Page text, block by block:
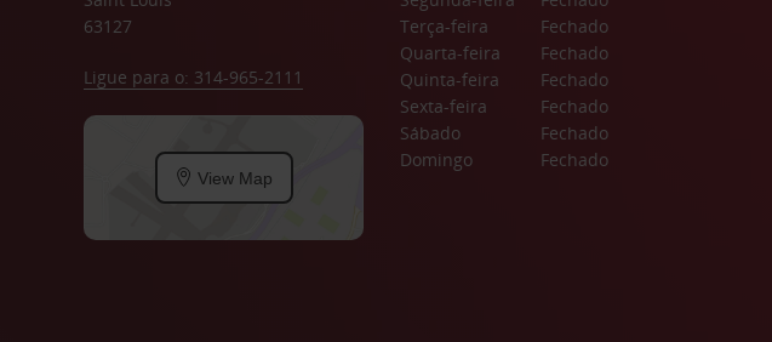
63127
Ligue para o: 314-965-2111
View Map
Terça-feira
Fechado
Quarta-feira
Fechado
Quinta-feira
Fechado
Sexta-feira
Fechado
Sábado
Fechado
Domingo
Fechado